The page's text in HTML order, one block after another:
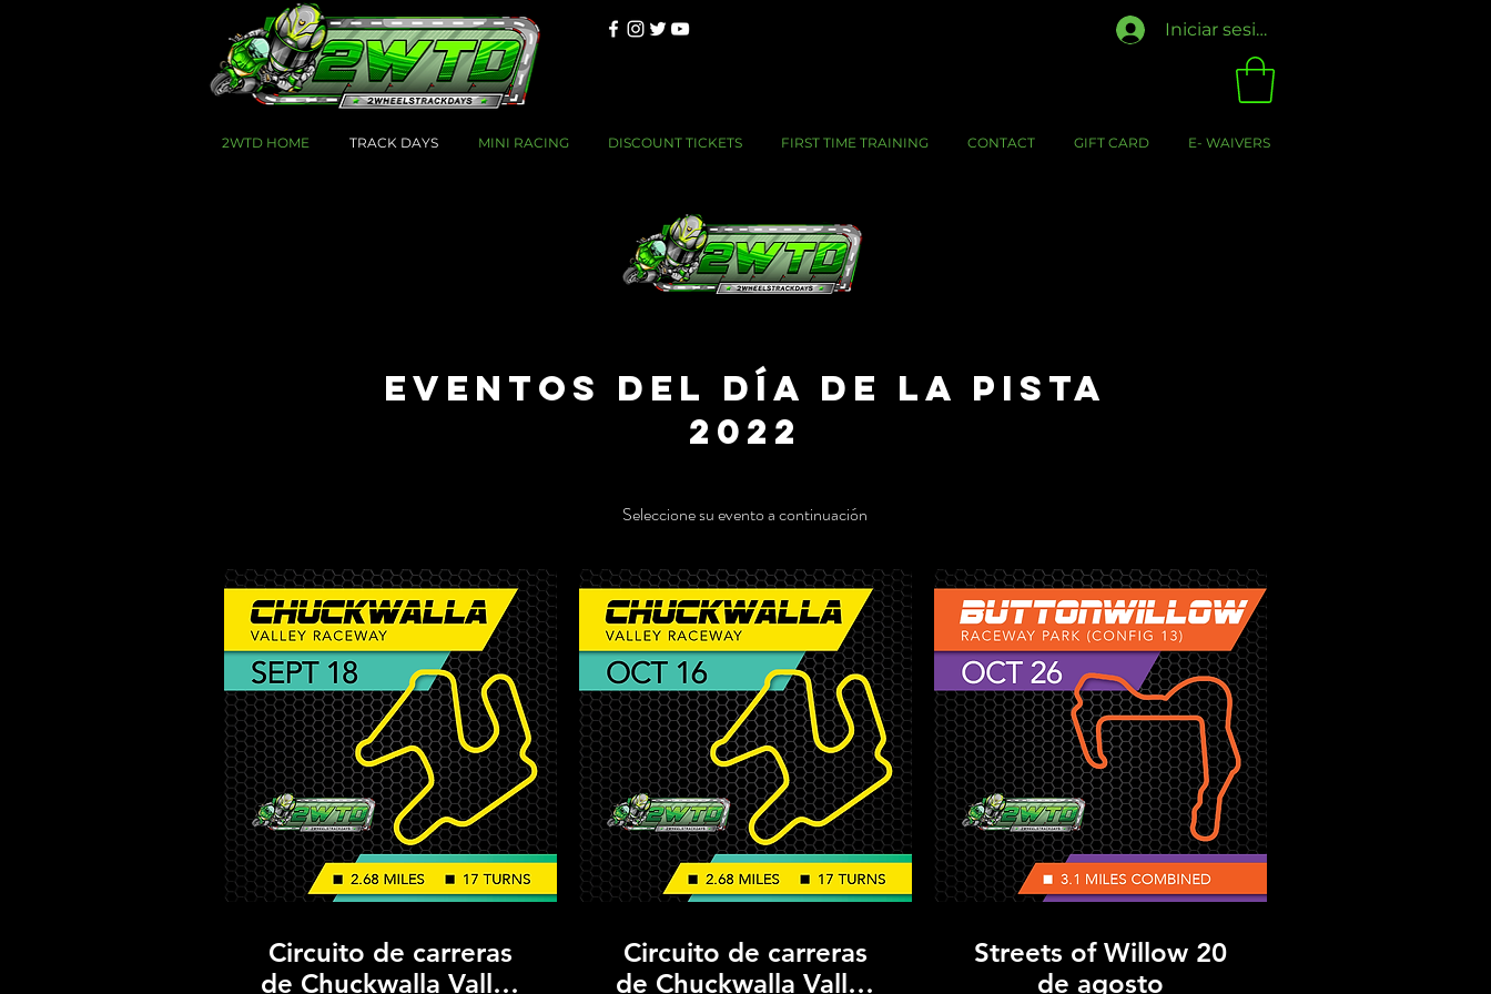
Iniciar sesión
2WTD HOME TRACK DAYS MINI RACING DISCOUNT TICKETS FIRST TIME TRAINING CONTACT GIFT CARD E- WAIVERS
EVENTOS DEL DÍA DE LA PISTA
2022
Seleccione su evento a continuación
Circuito de carreras
de Chuckwalla Valley
Circuito de carreras
de Chuckwalla Valley
Streets of Willow 20
de agosto